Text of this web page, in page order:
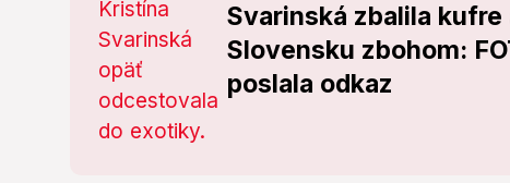
Svarinská zbalila
Slovensku zbohom:
poslala odkaz